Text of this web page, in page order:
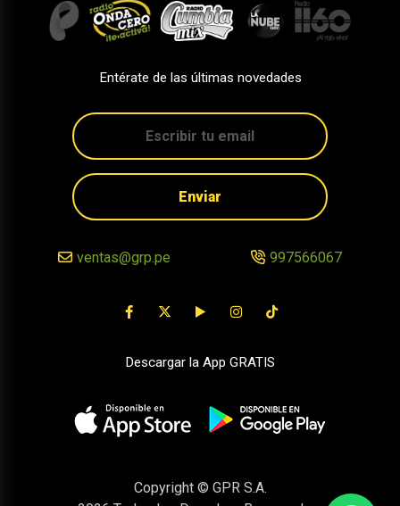
Entérate de las últimas novedades
Enviar
ventas@grp.pe 997566067
Descargar la App GRATIS
Copyright © GPR S.A.